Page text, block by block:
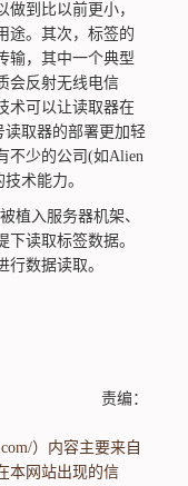
到比以前更小，
途。其次，标签的
输，其中一个典型
会反射无线电信
术可以让读取器在
读取器的部署更加轻
不少的公司(如Alien
术能力。
植入服务器机架、
读取标签数据。
数据读取。
责编：
）内容主要来自
本网站出现的信